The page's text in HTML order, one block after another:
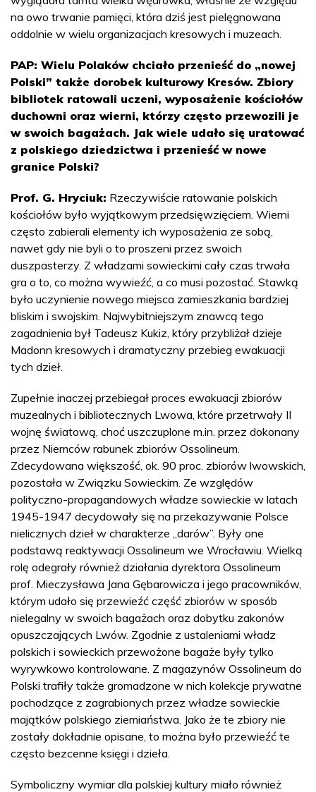
na owo trwanie pamięci, która dziś jest pielęgnowana
oddolnie w wielu organizacjach kresowych i muzeach.
PAP: Wielu Polaków chciało przenieść do „nowej
Polski” także dorobek kulturowy Kresów. Zbiory
bibliotek ratowali uczeni, wyposażenie kościołów
duchowni oraz wierni, którzy często przewozili je
w swoich bagażach. Jak wiele udało się uratować
z polskiego dziedzictwa i przenieść w nowe
granice Polski?
Prof. G. Hryciuk: Rzeczywiście ratowanie polskich
kościołów było wyjątkowym przedsięwzięciem. Wierni
często zabierali elementy ich wyposażenia ze sobą,
nawet gdy nie byli o to proszeni przez swoich
duszpasterzy. Z władzami sowieckimi cały czas trwała
gra o to, co można wywieźć, a co musi pozostać. Stawką
było uczynienie nowego miejsca zamieszkania bardziej
bliskim i swojskim. Najwybitniejszym znawcą tego
zagadnienia był Tadeusz Kukiz, który przybliżał dzieje
Madonn kresowych i dramatyczny przebieg ewakuacji
tych dzieł.
Zupełnie inaczej przebiegał proces ewakuacji zbiorów
muzealnych i bibliotecznych Lwowa, które przetrwały II
wojnę światową, choć uszczuplone m.in. przez dokonany
przez Niemców rabunek zbiorów Ossolineum.
Zdecydowana większość, ok. 90 proc. zbiorów lwowskich,
pozostała w Związku Sowieckim. Ze względów
polityczno-propagandowych władze sowieckie w latach
1945-1947 decydowały się na przekazywanie Polsce
nielicznych dzieł w charakterze „darów”. Były one
podstawą reaktywacji Ossolineum we Wrocławiu. Wielką
rolę odegrały również działania dyrektora Ossolineum
prof. Mieczysława Jana Gębarowicza i jego pracowników,
którym udało się przewieźć część zbiorów w sposób
nielegalny w swoich bagażach oraz dobytku zakonów
opuszczających Lwów. Zgodnie z ustaleniami władz
polskich i sowieckich przewożone bagaże były tylko
wyrywkowo kontrolowane. Z magazynów Ossolineum do
Polski trafiły także gromadzone w nich kolekcje prywatne
pochodzące z zagrabionych przez władze sowieckie
majątków polskiego ziemiaństwa. Jako że te zbiory nie
zostały dokładnie opisane, to można było przewieźć te
często bezcenne księgi i dzieła.
Symboliczny wymiar dla polskiej kultury miało również